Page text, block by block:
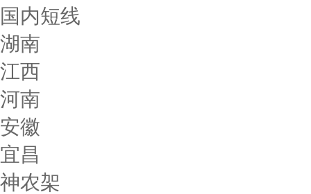
国内短线
湖南
江西
河南
安徽
宜昌
神农架